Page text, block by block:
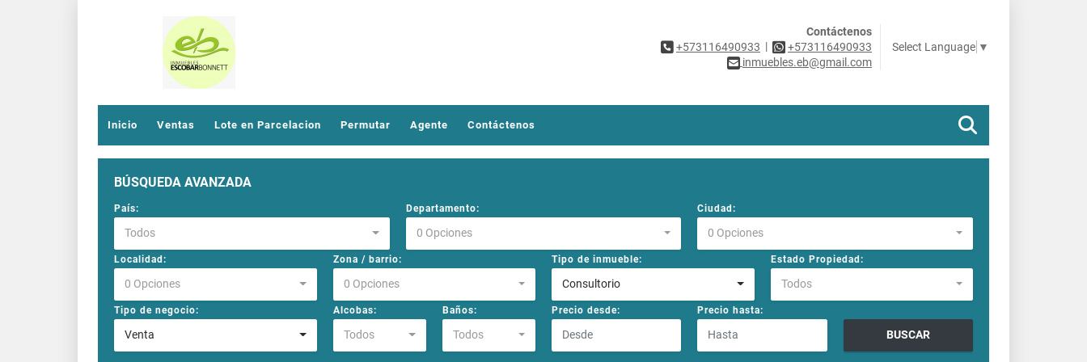
Contáctenos
+573116490933 |
+573116490933
inmuebles.eb@gmail.com
Select Language ▼
Inicio Ventas Lote en Parcelacion Permutar Agente Contáctenos
BÚSQUEDA AVANZADA
País:
Todos
Departamento:
0 Opciones
Ciudad:
0 Opciones
Localidad:
0 Opciones
Zona / barrio:
0 Opciones
Tipo de inmueble:
Consultorio
Estado Propiedad:
Todos
Tipo de negocio:
Venta
Alcobas:
Todos
Baños:
Todos
Precio desde: Precio hasta:
BUSCAR